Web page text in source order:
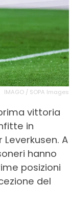
IMAGO / SOPA Images
vittoria
in
A
hanno
posizioni
del